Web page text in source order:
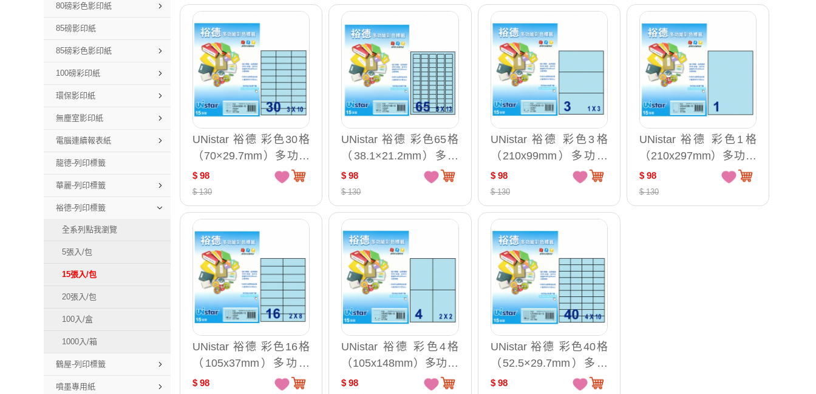
80磅彩色影印紙
85磅影印紙
85磅彩色影印紙
100磅彩印紙
環保影印紙
無塵室影印紙
電腦連續報表紙
龍德-列印標籤
華麗-列印標籤
裕德-列印標籤
全系列點我瀏覽
5張入/包
15張入/包
20張入/包
100入/盒
1000入/箱
鶴屋-列印標籤
噴墨專用紙
UNistar 裕德 彩色30格
（70×29.7mm）多功能
列印標籤 15入/包 US44
56
$ 98
$ 130
UNistar 裕德 彩色65格
（38.1×21.2mm）多功
能列印標籤 15入/包 US
4274
$ 98
$ 130
UNistar 裕德 彩色3格
（210x99mm）多功能
列印標籤 15入/包 US42
83
$ 98
$ 130
UNistar 裕德 彩色1格
（210x297mm）多功能
列印標籤 15入/包 US44
28
$ 98
$ 130
UNistar 裕德 彩色16格
（105x37mm）多功能
列印標籤 15入/包 US44
$ 98
UNistar 裕德 彩色4格
（105x148mm）多功能
列印標籤 15入/包 US46
$ 98
UNistar 裕德 彩色40格
（52.5×29.7mm）多功
能列印標籤 15入/包 US
$ 98